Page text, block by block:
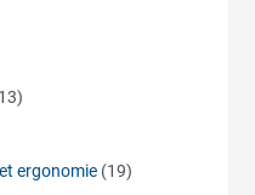
ergonomie (19)